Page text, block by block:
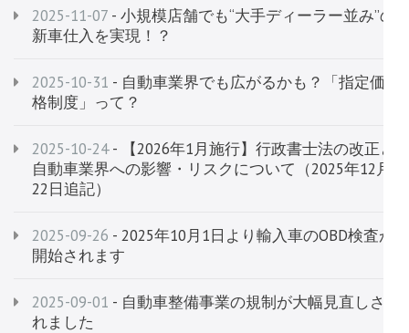
2025-09-01 - 自動車整備事業の規制が大幅見直しさ
れました
2025-09-26 - 2025年10月1日より輸入車のOBD検査が
開始されます
2025-10-24- 【2026年1月施行】行政書士法の改正と
自動車業界への影響・リスクについて（2025年12月
22日追記）
2025-10-31 - 自動車業界でも広がるかも？「指定価
格制度」って？
2025-11-07 - 小規模店舗でも“大手ディーラー並み”の
新車仕入を実現！？